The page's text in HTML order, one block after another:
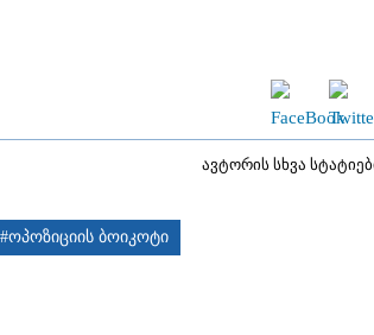
ავტორის სხვა
#ოპოზიციის ბოიკოტი